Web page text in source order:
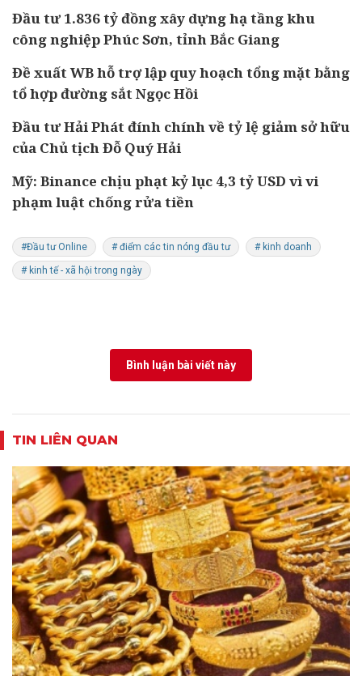
Đầu tư 1.836 tỷ đồng xây dựng hạ tầng khu
công nghiệp Phúc Sơn, tỉnh Bắc Giang
Đề xuất WB hỗ trợ lập quy hoạch tổng mặt bằng
tổ hợp đường sắt Ngọc Hồi
Đầu tư Hải Phát đính chính về tỷ lệ giảm sở hữu
của Chủ tịch Đỗ Quý Hải
Mỹ: Binance chịu phạt kỷ lục 4,3 tỷ USD vì vi
phạm luật chống rửa tiền
#Đầu tư Online # điểm các tin nóng đầu tư # kinh doanh
# kinh tế - xã hội trong ngày
Bình luận bài viết này
TIN LIÊN QUAN